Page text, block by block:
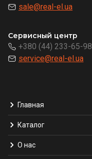
sale@real-el.ua
Сервисный центр
+380 (44) 233-65-98
service@real-el.ua
Главная
Каталог
О нас